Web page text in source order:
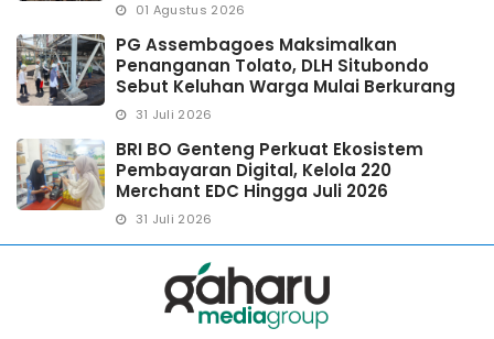
01 Agustus 2026
PG Assembagoes Maksimalkan
Penanganan Tolato, DLH Situbondo
Sebut Keluhan Warga Mulai Berkurang
31 Juli 2026
BRI BO Genteng Perkuat Ekosistem
Pembayaran Digital, Kelola 220
Merchant EDC Hingga Juli 2026
31 Juli 2026